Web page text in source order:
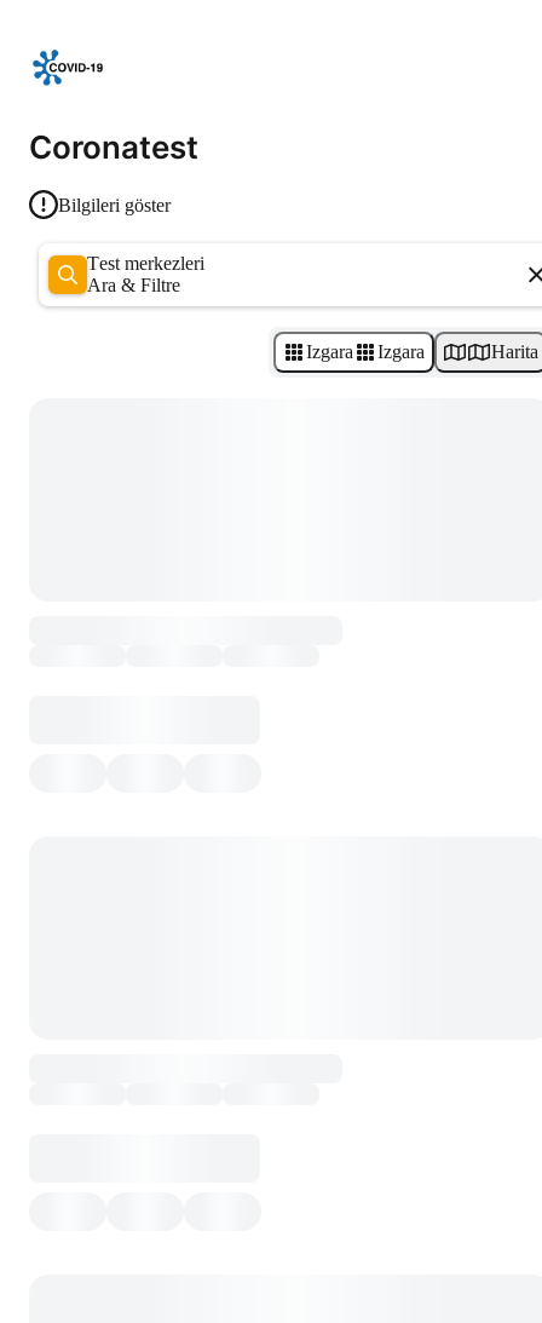
Coronatest
Bilgileri göster
Test merkezleri
Ara & Filtre
Izgara Izgara Harita